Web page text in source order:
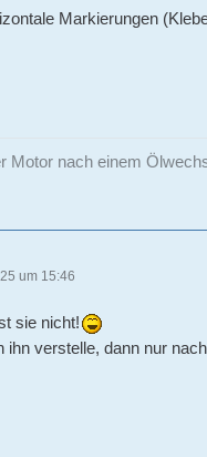
Markierungen
Motor nach einem
um 15:46
sie nicht!
ihn verstelle, dann nur